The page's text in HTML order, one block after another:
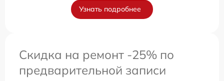
Узнать подробнее
Скидка на ремонт -25% по
предварительной записи